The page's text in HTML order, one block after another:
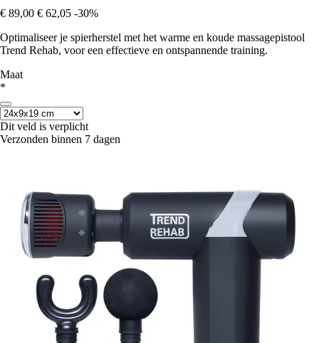
€ 89,00 € 62,05 -30%
Optimaliseer je spierherstel met het warme en koude massagepistool
Trend Rehab, voor een effectieve en ontspannende training.
Maat
*
Dit veld is verplicht
Verzonden binnen 7 dagen